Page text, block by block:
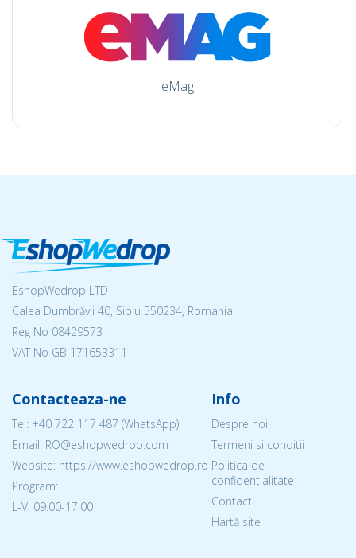
eMag
EshopWedrop LTD
Calea Dumbrăvii 40, Sibiu 550234, Romania
Reg No 08429573
VAT No GB 171653311
Contacteaza-ne
Tel: +40 722 117 487 (WhatsApp)
Email: RO@eshopwedrop.com
Website: https://www.eshopwedrop.ro
Program:
L-V: 09:00-17:00
Info
Despre noi
Termeni si conditii
Politica de
confidentialitate
Contact
Hartă site